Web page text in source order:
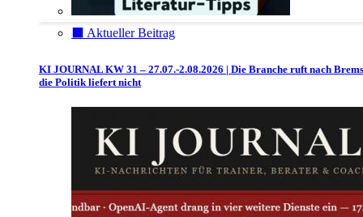
⬛️ Aktueller Beitrag
KI JOURNAL KW 31 – 27.07.-2.08.2026 | Die Branche ruft nach
die Politik liefert nicht